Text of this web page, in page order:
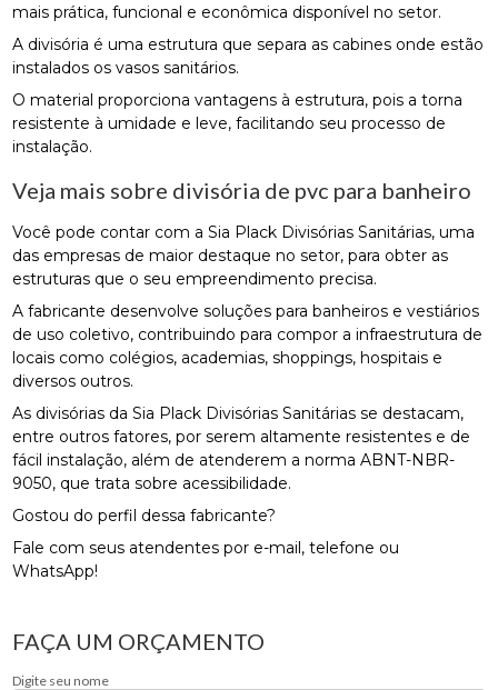
mais prática, funcional e econômica disponível no setor.
A divisória é uma estrutura que separa as cabines onde estão
instalados os vasos sanitários.
O material proporciona vantagens à estrutura, pois a torna
resistente à umidade e leve, facilitando seu processo de
instalação.
Veja mais sobre divisória de pvc para banheiro
Você pode contar com a Sia Plack Divisórias Sanitárias, uma
das empresas de maior destaque no setor, para obter as
estruturas que o seu empreendimento precisa.
A fabricante desenvolve soluções para banheiros e vestiários
de uso coletivo, contribuindo para compor a infraestrutura de
locais como colégios, academias, shoppings, hospitais e
diversos outros.
As divisórias da Sia Plack Divisórias Sanitárias se destacam,
entre outros fatores, por serem altamente resistentes e de
fácil instalação, além de atenderem a norma ABNT-NBR-
9050, que trata sobre acessibilidade.
Gostou do perfil dessa fabricante?
Fale com seus atendentes por e-mail, telefone ou
WhatsApp!
FAÇA UM ORÇAMENTO
Digite seu nome